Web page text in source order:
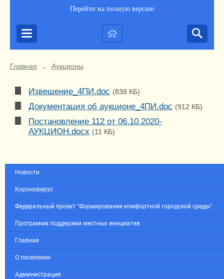
Перейти на полную версию
Главная → Аукционы
Извещение_4ПИ.doc (838 КБ)
Документация об аукционе_4ПИ.doc (912 КБ)
Постановление 112 от 06.10.2020-
АУКЦИОН.docx (11 КБ)
Новости
Короновирус
Федеральный проект "Формирование комфортной городской среды"
Программа поддержки местных инициатив
Главная
О поселении
Администрация